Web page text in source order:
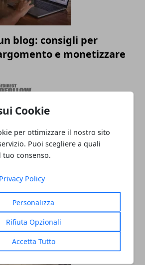
Cookie
per ottimizzare il nostro sito
Puoi scegliere a quali
consenso.
Privacy Policy
Personalizza
Rifiuta Opzionali
Accetta Tutto
blog: consigli per
e monetizzare
e come può migliorare
un sito